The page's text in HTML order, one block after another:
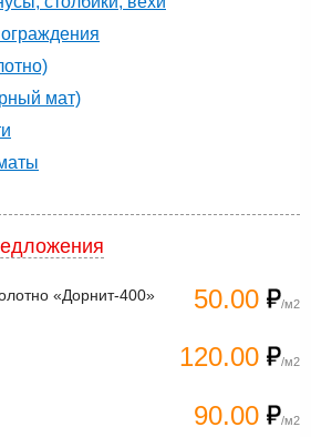
мат)
50.00 /м2
«Дорнит-400»
120.00 /м2
90.00 /м2